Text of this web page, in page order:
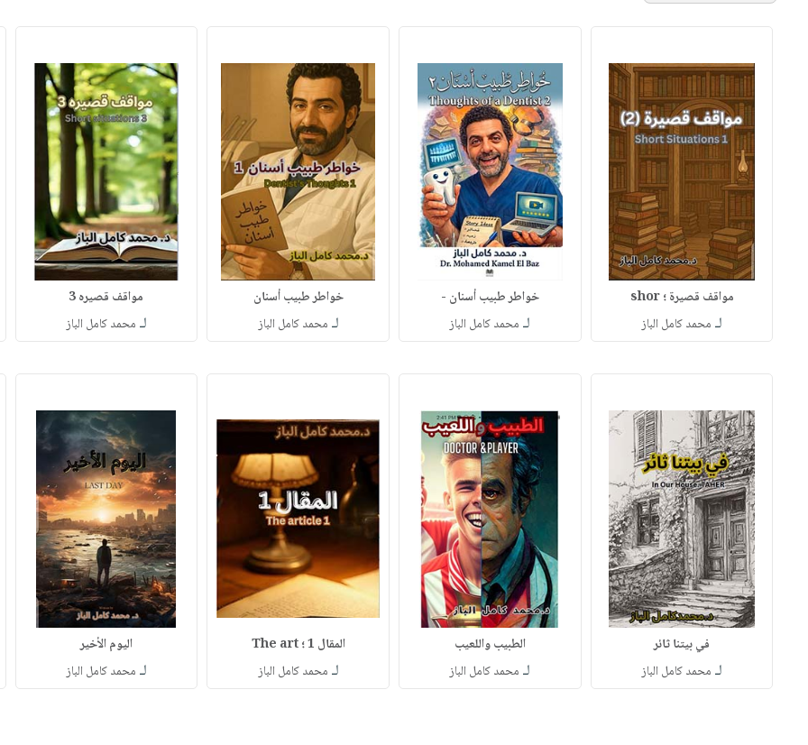
مواقف قصيرة ؛ shor
لـ محمد كامل الباز
خواطر طبيب أسنان -
لـ محمد كامل الباز
خواطر طبيب أسنان
لـ محمد كامل الباز
مواقف قصيره 3
لـ محمد كامل الباز
في بيتنا ثائر
لـ محمد كامل الباز
الطبيب واللعيب
لـ محمد كامل الباز
المقال 1 ؛ The art
لـ محمد كامل الباز
اليوم الأخير
لـ محمد كامل الباز